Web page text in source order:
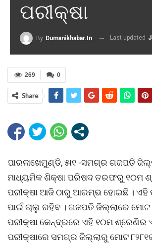
ପରୀକ୍ଷା
By Dumanikhabar.in Last updated
0
269
Share
ପାରଳାଖେମୁଣ୍ଡି, ୫ା୧ -ସମଗ୍ର ଗଜପତି
ମାଧ୍ୟମିକ ଶିକ୍ଷା ପରିଷଦ ତରଫରୁ ୧୦ମ
ପରୀକ୍ଷା ଆଜି ଠାରୁ ଆରମ୍ଭ ହୋଇଛି । ଏହି
ପାଇଁ ଚାଲୁ ରହିବ । ଗଜପତି ଜିଲ୍ଲାରେ
ପରୀକ୍ଷା କେନ୍ଦ୍ରରେ ଏହି ୧୦ମ ଶ୍ରେଣିର
ପରୀକ୍ଷାରେ ସମଗ୍ର ଜିଲ୍ଲାରୁ ମୋଟ